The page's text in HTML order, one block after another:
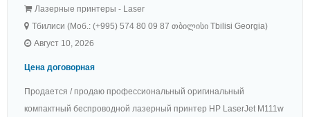
Лазерные принтеры - Laser
Тбилиси (Моб.: (+995) 574 80 09 87 თბილისი Tbilisi Georgia)
Август 10, 2026
Цена договорная
Продается / продаю профессиональный оригинальный
компактный беспроводной лазерный принтер HP LaserJet M111w